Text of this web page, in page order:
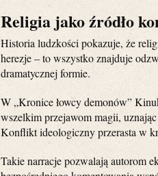
Religia jako źródło
Historia ludzkości pokazuje, że
herezje – to wszystko znajduje
dramatycznej formie.
W „Kronice łowcy demonów”
wszelkim przejawom magii,
Konflikt ideologiczny przerasta w
Takie narracje pozwalają autorom